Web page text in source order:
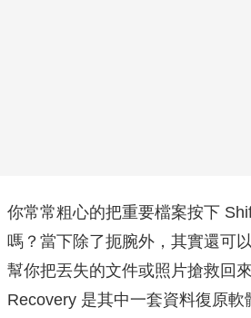
你常常粗心的把重要檔案按下
嗎？當下除了扼腕外，其實還可
幫你把丟失的文件或照片搶救回
Recovery 是其中一套資料復原軟